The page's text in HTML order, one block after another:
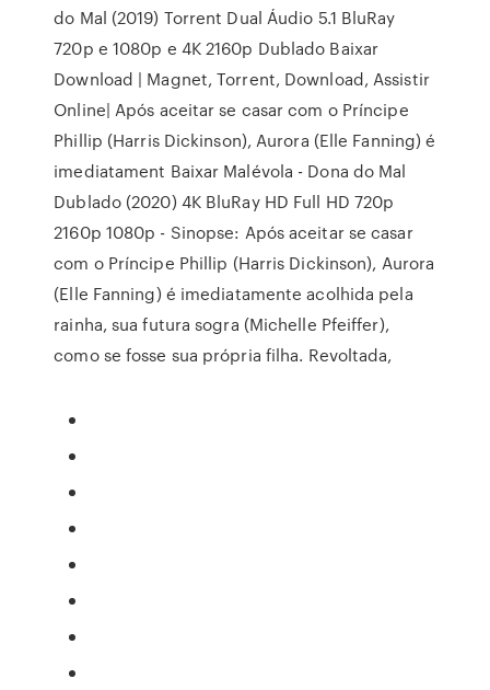
do Mal (2019) Torrent Dual Áudio 5.1 BluRay
720p e 1080p e 4K 2160p Dublado Baixar
Download | Magnet, Torrent, Download, Assistir
Online| Após aceitar se casar com o Príncipe
Phillip (Harris Dickinson), Aurora (Elle Fanning) é
imediatament Baixar Malévola - Dona do Mal
Dublado (2020) 4K BluRay HD Full HD 720p
2160p 1080p - Sinopse: Após aceitar se casar
com o Príncipe Phillip (Harris Dickinson), Aurora
(Elle Fanning) é imediatamente acolhida pela
rainha, sua futura sogra (Michelle Pfeiffer),
como se fosse sua própria filha. Revoltada,